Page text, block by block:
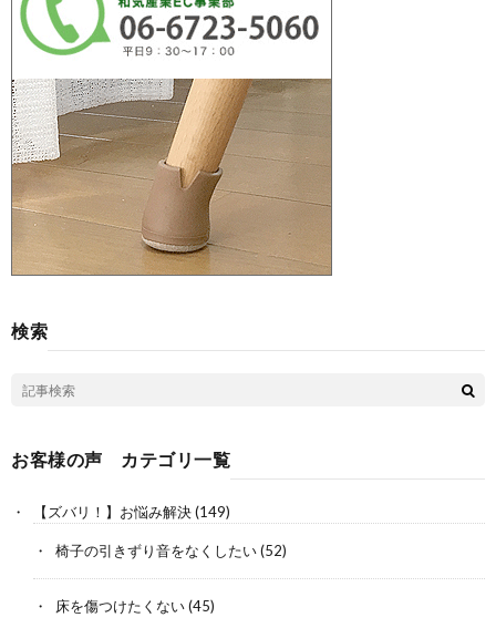
検索
お客様の声 カテゴリ一覧
【ズバリ！】お悩み解決(149)
椅子の引きずり音をなくしたい(52)
床を傷つけたくない(45)